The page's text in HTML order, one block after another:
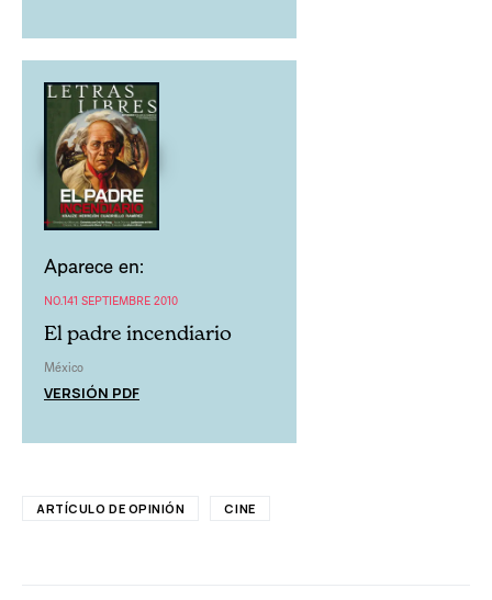
Aparece en:
NO.141 SEPTIEMBRE 2010
El padre incendiario
México
VERSIÓN PDF
ARTÍCULO DE OPINIÓN CINE